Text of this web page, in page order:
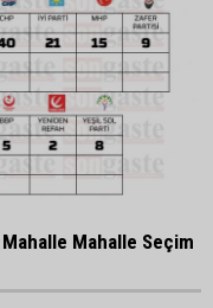
Mahalle Seçim